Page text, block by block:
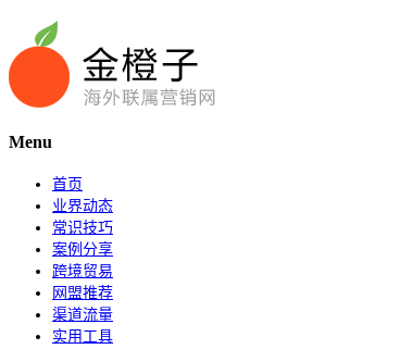
Menu
首页
业界动态
常识技巧
案例分享
跨境贸易
网盟推荐
渠道流量
实用工具